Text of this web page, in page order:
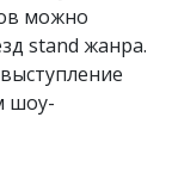
можно
stand жанра.
шоу-